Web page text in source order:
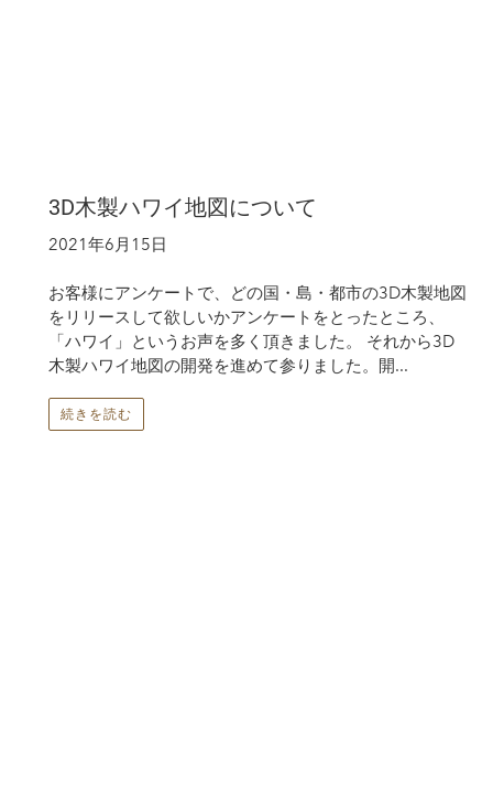
3D木製ハワイ地図について
2021年6月15日
お客様にアンケートで、どの国・島・都市の3D木製地図
をリリースして欲しいかアンケートをとったところ、
「ハワイ」というお声を多く頂きました。 それから3D
木製ハワイ地図の開発を進めて参りました。開...
続きを読む